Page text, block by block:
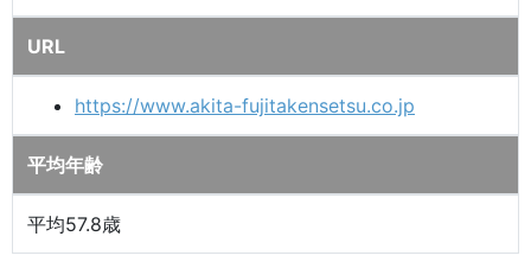
URL
https://www.akita-fujitakensetsu.co.jp
平均年齢
平均57.8歳